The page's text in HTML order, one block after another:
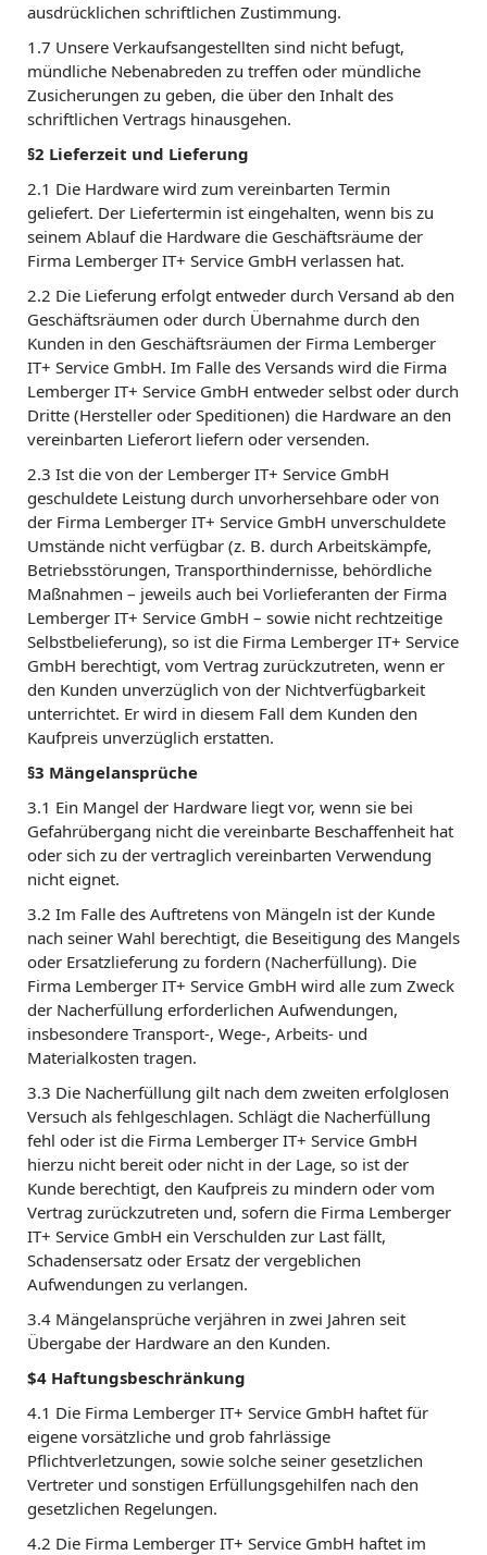
ausdrücklichen schriftlichen Zustimmung.
1.7 Unsere Verkaufsangestellten sind nicht befugt,
mündliche Nebenabreden zu treffen oder mündliche
Zusicherungen zu geben, die über den Inhalt des
schriftlichen Vertrags hinausgehen.
§2 Lieferzeit und Lieferung
2.1 Die Hardware wird zum vereinbarten Termin
geliefert. Der Liefertermin ist eingehalten, wenn bis zu
seinem Ablauf die Hardware die Geschäftsräume der
Firma Lemberger IT+ Service GmbH verlassen hat.
2.2 Die Lieferung erfolgt entweder durch Versand ab den
Geschäftsräumen oder durch Übernahme durch den
Kunden in den Geschäftsräumen der Firma Lemberger
IT+ Service GmbH. Im Falle des Versands wird die Firma
Lemberger IT+ Service GmbH entweder selbst oder durch
Dritte (Hersteller oder Speditionen) die Hardware an den
vereinbarten Lieferort liefern oder versenden.
2.3 Ist die von der Lemberger IT+ Service GmbH
geschuldete Leistung durch unvorhersehbare oder von
der Firma Lemberger IT+ Service GmbH unverschuldete
Umstände nicht verfügbar (z. B. durch Arbeitskämpfe,
Betriebsstörungen, Transporthindernisse, behördliche
Maßnahmen – jeweils auch bei Vorlieferanten der Firma
Lemberger IT+ Service GmbH – sowie nicht rechtzeitige
Selbstbelieferung), so ist die Firma Lemberger IT+ Service
GmbH berechtigt, vom Vertrag zurückzutreten, wenn er
den Kunden unverzüglich von der Nichtverfügbarkeit
unterrichtet. Er wird in diesem Fall dem Kunden den
Kaufpreis unverzüglich erstatten.
§3 Mängelansprüche
3.1 Ein Mangel der Hardware liegt vor, wenn sie bei
Gefahrübergang nicht die vereinbarte Beschaffenheit hat
oder sich zu der vertraglich vereinbarten Verwendung
nicht eignet.
3.2 Im Falle des Auftretens von Mängeln ist der Kunde
nach seiner Wahl berechtigt, die Beseitigung des Mangels
oder Ersatzlieferung zu fordern (Nacherfüllung). Die
Firma Lemberger IT+ Service GmbH wird alle zum Zweck
der Nacherfüllung erforderlichen Aufwendungen,
insbesondere Transport-, Wege-, Arbeits- und
Materialkosten tragen.
3.3 Die Nacherfüllung gilt nach dem zweiten erfolglosen
Versuch als fehlgeschlagen. Schlägt die Nacherfüllung
fehl oder ist die Firma Lemberger IT+ Service GmbH
hierzu nicht bereit oder nicht in der Lage, so ist der
Kunde berechtigt, den Kaufpreis zu mindern oder vom
Vertrag zurückzutreten und, sofern die Firma Lemberger
IT+ Service GmbH ein Verschulden zur Last fällt,
Schadensersatz oder Ersatz der vergeblichen
Aufwendungen zu verlangen.
3.4 Mängelansprüche verjähren in zwei Jahren seit
Übergabe der Hardware an den Kunden.
$4 Haftungsbeschränkung
4.1 Die Firma Lemberger IT+ Service GmbH haftet für
eigene vorsätzliche und grob fahrlässige
Pflichtverletzungen, sowie solche seiner gesetzlichen
Vertreter und sonstigen Erfüllungsgehilfen nach den
gesetzlichen Regelungen.
4.2 Die Firma Lemberger IT+ Service GmbH haftet im